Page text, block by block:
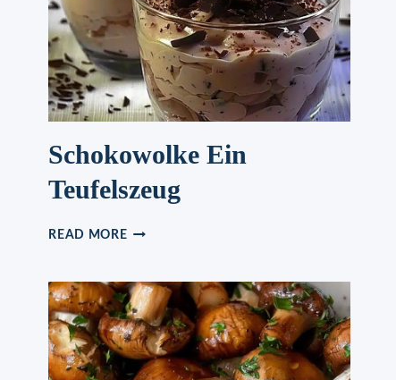
Schokowolke Ein
Teufelszeug
READ MORESCHOKOWOLKE